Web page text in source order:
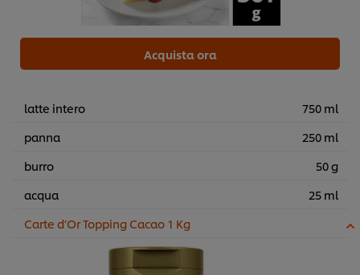
Acquista ora
latte intero
750 ml
panna
250 ml
burro
50 g
acqua
25 ml
Carte d’Or Topping Cacao 1 Kg